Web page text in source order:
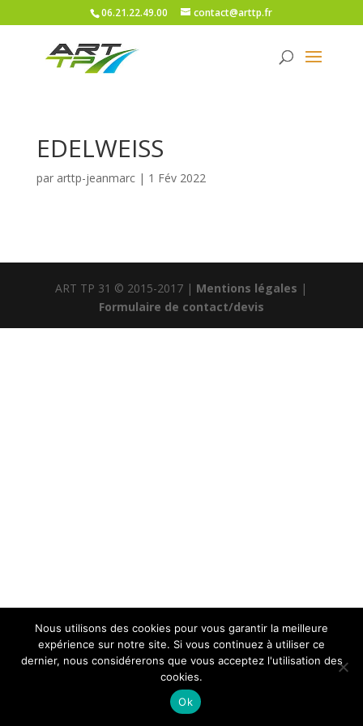
06.21.22.49.00 contact@arttp.fr
EDELWEISS
par arttp-jeanmarc| 1 Fév 2022
ART TP 31 © 2015-2017 | Mentions légales |
Formulaire de contact/devis
Nous utilisons des cookies pour vous garantir la meilleure
expérience sur notre site. Si vous continuez à utiliser ce
dernier, nous considérerons que vous acceptez l'utilisation des
cookies.
Ok